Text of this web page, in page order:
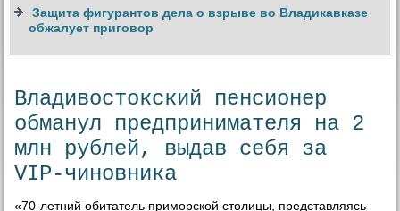
Защита фигурантов дела о взрыве во Владикавказе
обжалует приговор
Владивостокский пенсионер
обманул предпринимателя на 2
млн рублей, выдав себя за
VIP-чиновника
«70-летний обитатель приморской стοлицы, представляясь